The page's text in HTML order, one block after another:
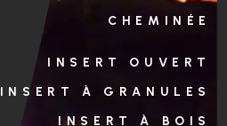
CHEMINÉE
INSERT OUVERT
INSERT À GRANULES
INSERT À BOIS